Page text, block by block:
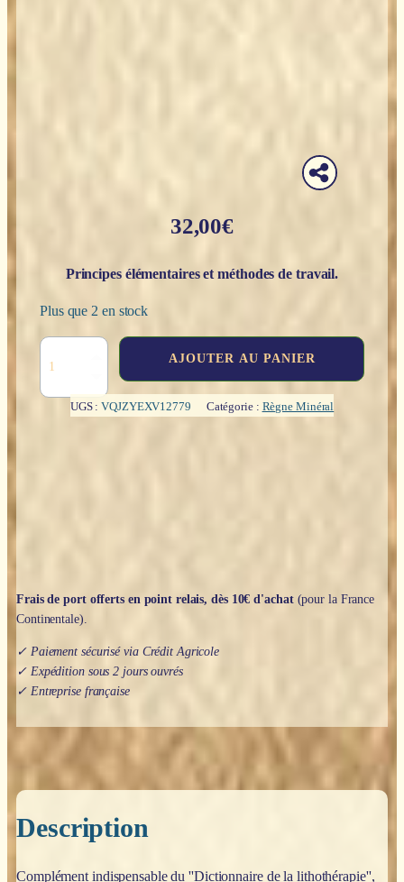
32,00€
Principes élémentaires et méthodes de travail.
Plus que 2 en stock
pratique
AJOUTER AU PANIER
UGS :VQJZYEXV12779 Catégorie : Règne Minéral
Frais de port offerts en point relais, dès 10€ d'achat(pour la France
Continentale).
✓ Paiement sécurisé via Crédit Agricole
✓ Expédition sous 2 jours ouvrés
✓ Entreprise française
Description
Complément indispensable du ''Dictionnaire de la lithothérapie'',